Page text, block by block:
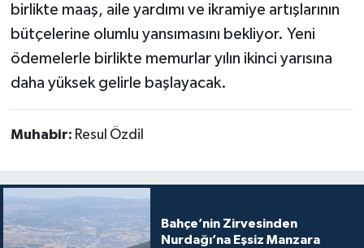
birlikte maaş, aile yardımı ve ikramiye artışlarının
bütçelerine olumlu yansımasını bekliyor. Yeni
ödemelerle birlikte memurlar yılın ikinci yarısına
daha yüksek gelirle başlayacak.
Muhabir: Resul Özdil
Bahçe’nin Zirvesinden
Nurdağı’na Eşsiz Manzara